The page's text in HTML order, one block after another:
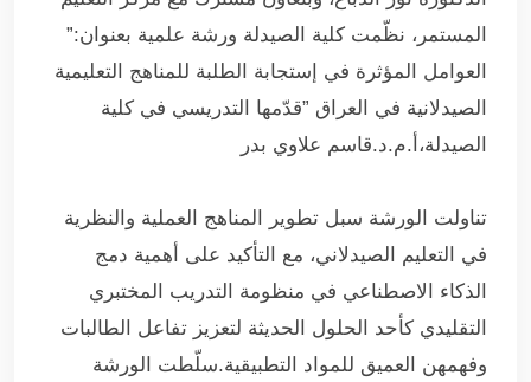
المستمر، نظّمت كلية الصيدلة ورشة علمية بعنوان:”
العوامل المؤثرة في إستجابة الطلبة للمناهج التعليمية
الصيدلانية في العراق ”قدّمها التدريسي في كلية
الصيدلة،أ.م.د.قاسم علاوي بدر
تناولت الورشة سبل تطوير المناهج العملية والنظرية
في التعليم الصيدلاني، مع التأكيد على أهمية دمج
الذكاء الاصطناعي في منظومة التدريب المختبري
التقليدي كأحد الحلول الحديثة لتعزيز تفاعل الطالبات
وفهمهن العميق للمواد التطبيقية.سلّطت الورشة